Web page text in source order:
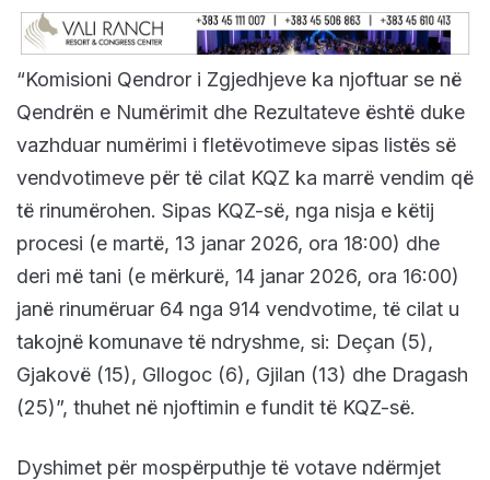
“Komisioni Qendror i Zgjedhjeve ka njoftuar se në
Qendrën e Numërimit dhe Rezultateve është duke
vazhduar numërimi i fletëvotimeve sipas listës së
vendvotimeve për të cilat KQZ ka marrë vendim që
të rinumërohen. Sipas KQZ-së, nga nisja e këtij
procesi (e martë, 13 janar 2026, ora 18:00) dhe
deri më tani (e mërkurë, 14 janar 2026, ora 16:00)
janë rinumëruar 64 nga 914 vendvotime, të cilat u
takojnë komunave të ndryshme, si: Deçan (5),
Gjakovë (15), Gllogoc (6), Gjilan (13) dhe Dragash
(25)”, thuhet në njoftimin e fundit të KQZ-së.
Dyshimet për mospërputhje të votave ndërmjet